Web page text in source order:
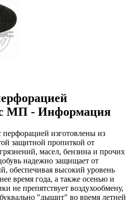
МП - Информация
изготовлены из
защитной пропиткой от
масел, бензина и прочих
надежно защищает от
обеспечивая высокий уровень
время года, а также осенью и
не препятствует воздухообмену,
"дышит" во время летней